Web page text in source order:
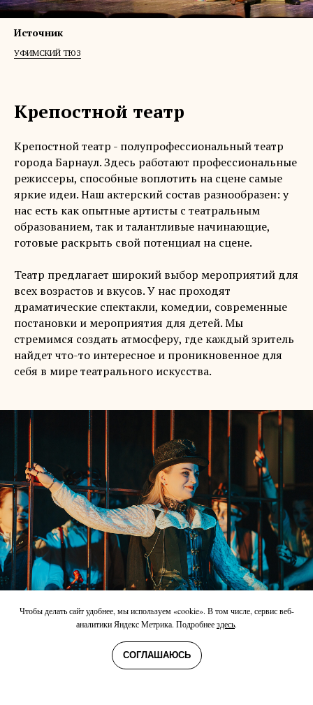
Источник
УФИМСКИЙ ТЮЗ
Крепостной театр
Крепостной театр - полупрофессиональный театр
города Барнаул. Здесь работают профессиональные
режиссеры, способные воплотить на сцене самые
яркие идеи. Наш актерский состав разнообразен: у
нас есть как опытные артисты с театральным
образованием, так и талантливые начинающие,
готовые раскрыть свой потенциал на сцене.
Театр предлагает широкий выбор мероприятий для
всех возрастов и вкусов. У нас проходят
драматические спектакли, комедии, современные
постановки и мероприятия для детей. Мы
стремимся создать атмосферу, где каждый зритель
найдет что-то интересное и проникновенное для
себя в мире театрального искусства.
СПЕКТ. «‎ВИЗИТ СТАРОЙ ДАМЫ»‎ ОТ РЕЖ. НАТАЛЬИ ПОТРАВНОЙ
Чтобы делать сайт удобнее, мы используем «cookie». В том числе, сервис веб-
аналитики Яндекс Метрика. Подробнеездесь.
СОГЛАШАЮСЬ